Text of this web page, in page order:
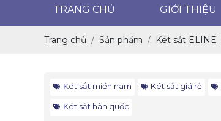
TRANG CHỦ GIỚI THIỆU
Trang chủ Sản phẩm Két sắt ELINE
Két sắt miền nam Két sắt giá rẻ
Két sắt hàn quốc